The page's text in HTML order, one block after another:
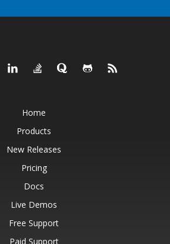
Home
Products
New Releases
Pricing
Docs
Live Demos
Free Support
Paid Support